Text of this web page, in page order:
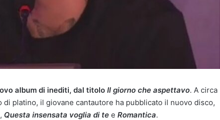
album di inediti, dal titolo Il giorno che aspettavo. A circa
di platino, il giovane cantautore ha pubblicato il nuovo disco,
, Questa insensata voglia di te e Romantica.